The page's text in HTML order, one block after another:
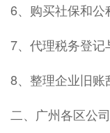
6、购买社保和公
7、代理税务登
8、整理企业旧账
二、广州各区公